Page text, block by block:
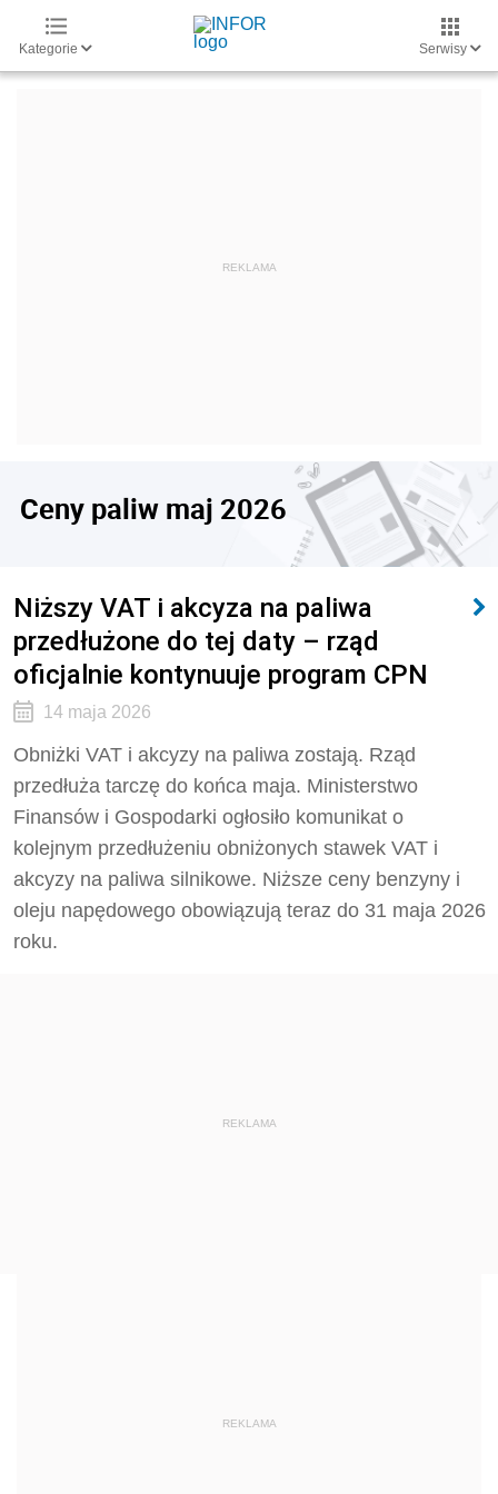
Kategorie Serwisy
Ceny paliw maj 2026
Niższy VAT i akcyza na paliwa
przedłużone do tej daty – rząd
oficjalnie kontynuuje program CPN
14 maja 2026
Obniżki VAT i akcyzy na paliwa zostają. Rząd
przedłuża tarczę do końca maja. Ministerstwo
Finansów i Gospodarki ogłosiło komunikat o
kolejnym przedłużeniu obniżonych stawek VAT i
akcyzy na paliwa silnikowe. Niższe ceny benzyny i
oleju napędowego obowiązują teraz do 31 maja 2026
roku.
REKLAMA
REKLAMA